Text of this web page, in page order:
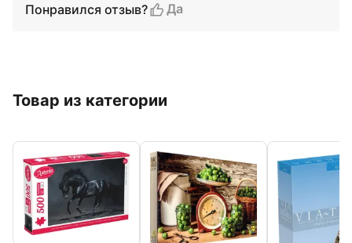
Понравился отзыв?
Да
Товар из категории